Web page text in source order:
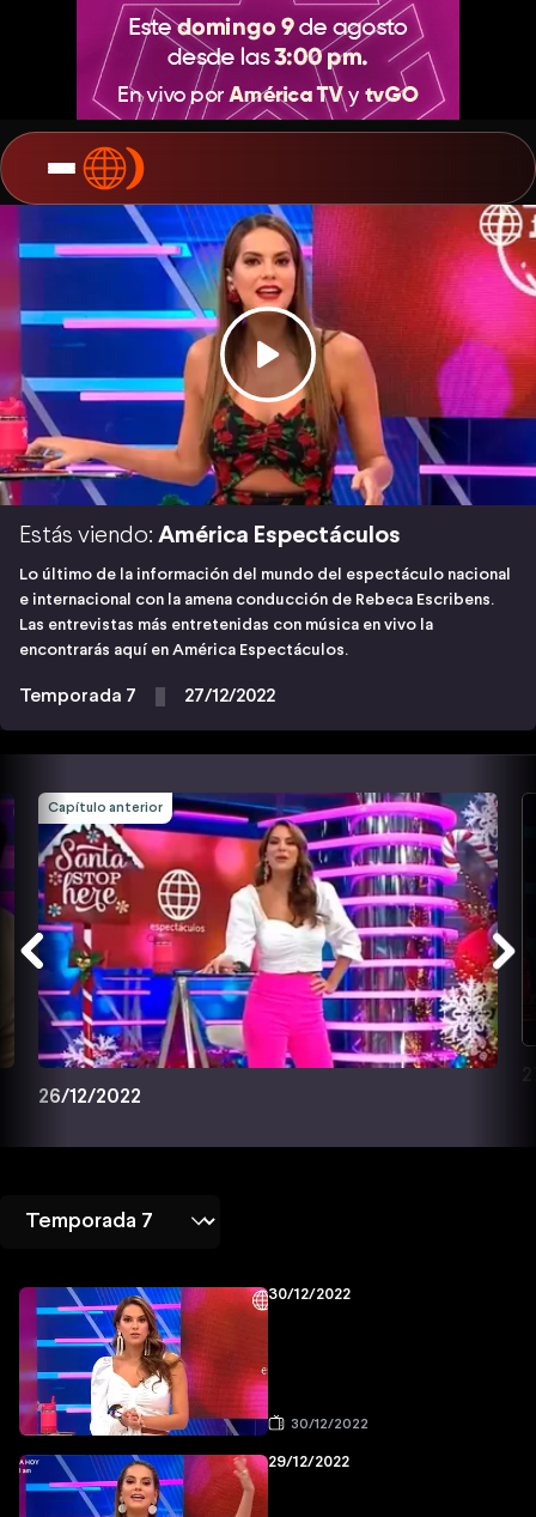
Estás viendo: América Espectáculos
Lo último de la información del mundo del espectáculo nacional
e internacional con la amena conducción de Rebeca Escribens.
Las entrevistas más entretenidas con música en vivo la
encontrarás aquí en América Espectáculos.
Temporada 7 27/12/2022
Capítulo anterior
26/12/2022
30/12/2022
30/12/2022
29/12/2022